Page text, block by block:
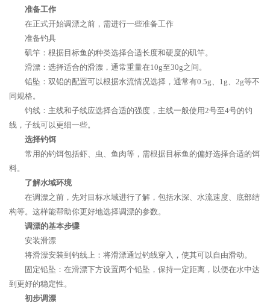
准备工作
在正式开始调漂之前，需进行一些准备工作
准备钓具
矶竿：根据目标鱼的种类选择合适长度和硬度的矶竿。
滑漂：选择适合的滑漂，通常重量在10g至30g之间。
铅坠：双铅的配置可以根据水流情况选择，通常有0.5g、1g、2g等不
同规格。
钓线：主线和子线应选择合适的强度，主线一般使用2号至4号的钓
线，子线可以更细一些。
选择钓饵
常用的钓饵包括虾、虫、鱼肉等，需根据目标鱼的偏好选择合适的饵
料。
了解水域环境
在调漂之前，先对目标水域进行了解，包括水深、水流速度、底部结
构等。这样能帮助你更好地选择调漂的参数。
调漂的基本步骤
安装滑漂
将滑漂安装到钓线上：将滑漂通过钓线穿入，使其可以自由滑动。
固定铅坠：在滑漂下方设置两个铅坠，保持一定距离，以便在水中达
到更好的稳定性。
初步调漂